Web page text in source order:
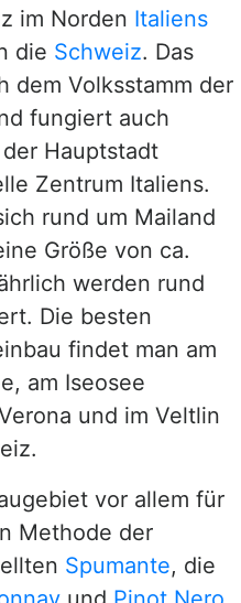
im Norden Italiens
die Schweiz. Das
dem Volksstamm der
fungiert auch
Hauptstadt
Zentrum Italiens.
rund um Mailand
Größe von ca.
werden rund
Die besten
findet man am
am Iseosee
und im Veltlin
vor allem für
Methode der
Spumante, die